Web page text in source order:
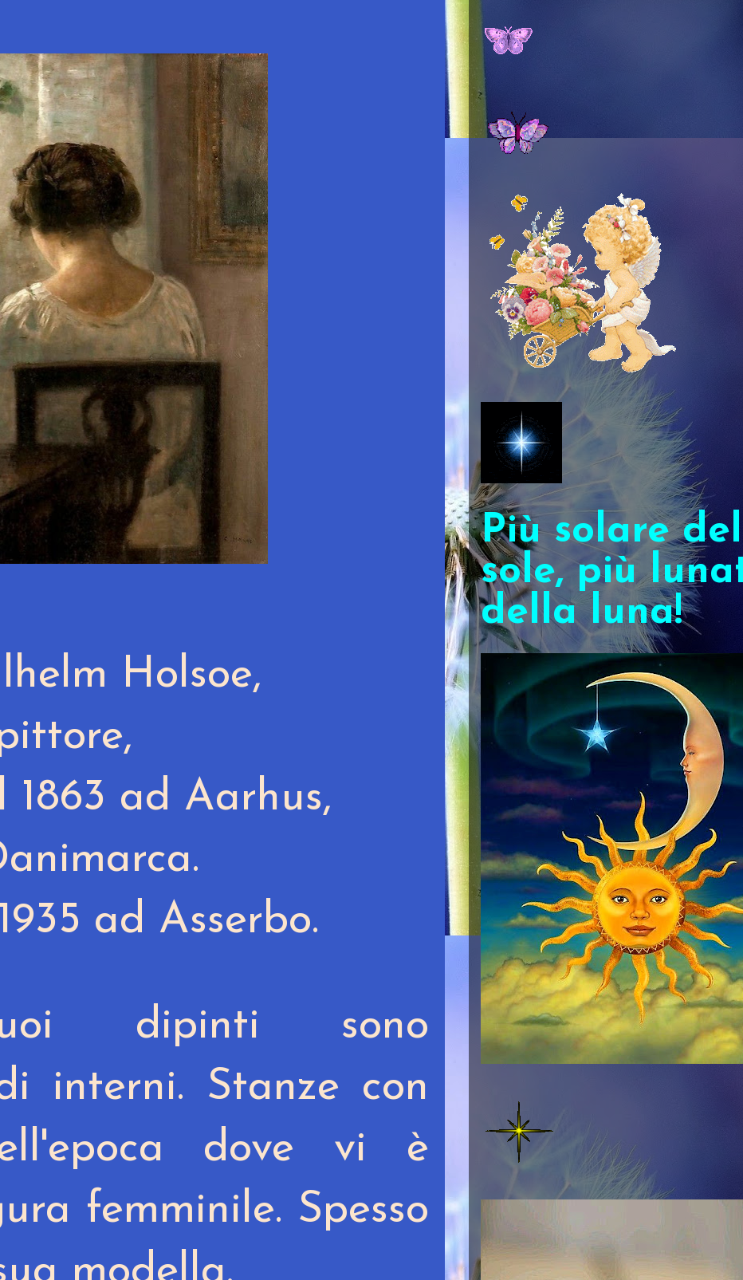
Holsoe,
1863 ad Aarhus,
ad Asserbo.
dipinti sono
interni. Stanze con
dove vi è
femminile. Spesso
Più solare del
sole, più
della luna!